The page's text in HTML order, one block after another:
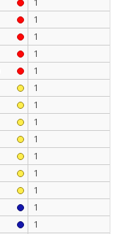
1
1
1
1
1
1
1
1
1
1
1
1
1